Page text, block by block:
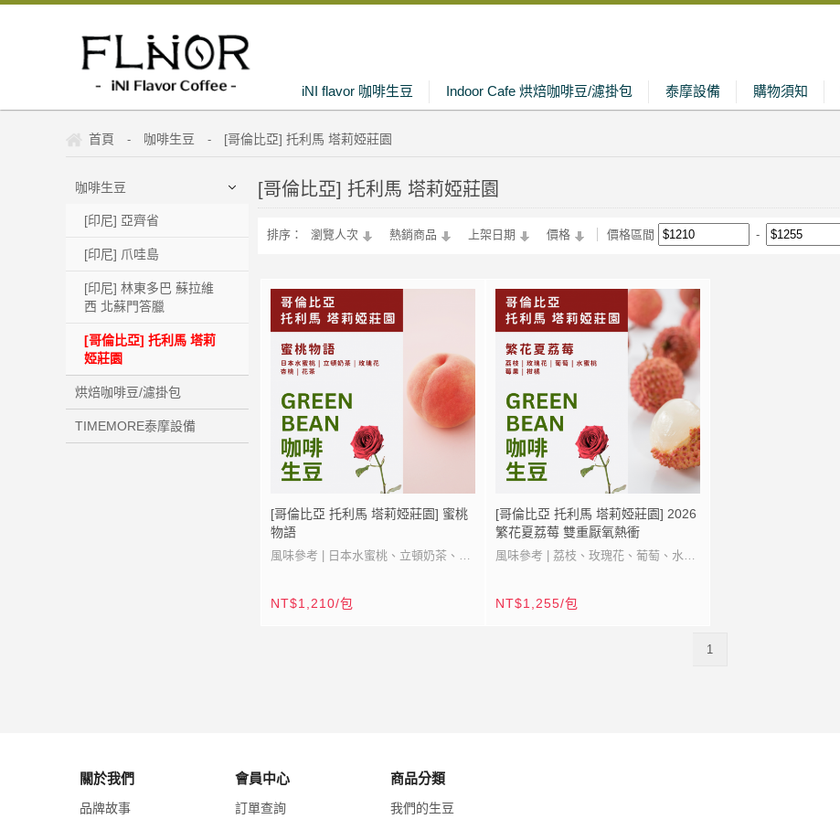
iNI flavor 咖啡生豆 Indoor Cafe 烘焙咖啡豆/濾掛包 泰摩設備 購物須知
首頁 - 咖啡生豆 - [哥倫比亞] 托利馬 塔莉婭莊園
咖啡生豆
[印尼] 亞齊省
[印尼] 爪哇島
[印尼] 林東多巴 蘇拉維
西 北蘇門答臘
[哥倫比亞] 托利馬 塔莉
婭莊園
烘焙咖啡豆/濾掛包
TIMEMORE泰摩設備
[哥倫比亞] 托利馬 塔莉婭莊園
排序： 瀏覽人次 熱銷商品 上架日期 價格 價格區間
[哥倫比亞 托利馬 塔莉婭莊園] 蜜桃
物語
風味參考 | 日本水蜜桃、立頓奶茶、玫
產地 | 哥倫比亞 托利馬 塔莉婭莊園
塔利婭二代主人貝斯特.凱爾在哥倫比
亞，托利馬省有上千大大小小的農民跟
NT$1,210/包
[哥倫比亞 托利馬 塔莉婭莊園] 2026
繁花夏荔莓 雙重厭氧熱衝
風味參考 | 荔枝、玫瑰花、葡萄、水蜜
產地 | 哥倫比亞 托利馬 塔莉婭莊園
NT$1,255/包
1
關於我們
品牌故事
會員中心
訂單查詢
商品分類
我們的生豆